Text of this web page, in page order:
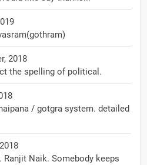
2018
the spelling of political.
/ gotgra system. detailed
Ranjit Naik. Somebody keeps